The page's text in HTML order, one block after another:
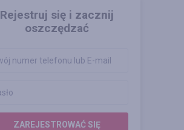
Rejestruj się i zacznij
oszczędzać
ZAREJESTROWAĆ SIĘ